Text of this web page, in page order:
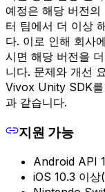
예정은 해당 버전
터 팀에서 더 이상
다. 이로 인해 회사
시면 해당 버전을
니다. 문제와 개선
Vivox Unity SDK를
과 같습니다.
지원 가능
Android API
iOS 10.3 이